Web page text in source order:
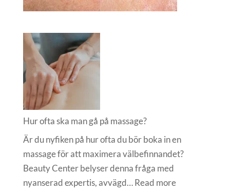
Hur ofta ska man gå på massage?
Är du nyfiken på hur ofta du bör boka in en
massage för att maximera välbefinnandet?
Beauty Center belyser denna fråga med
nyanserad expertis, avvägd…Read more: